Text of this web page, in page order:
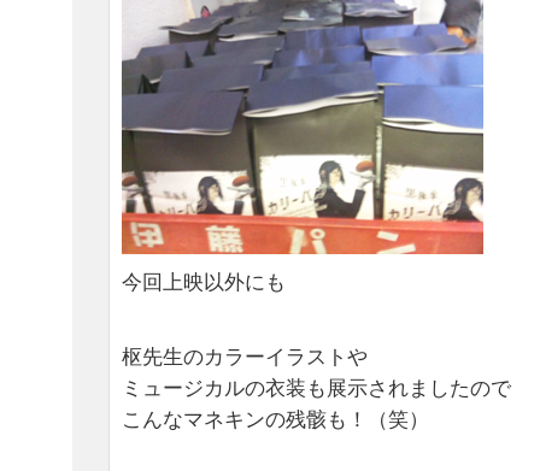
今回上映以外にも
枢先生のカラーイラストや
ミュージカルの衣装も展示されましたので
こんなマネキンの残骸も！（笑）